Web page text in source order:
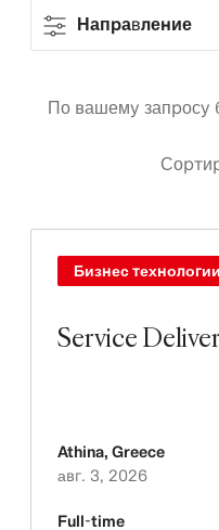
Направление
По вашему запросу
Service
Бизнес
Athina, Greece
авг. 3, 2026
Full-time